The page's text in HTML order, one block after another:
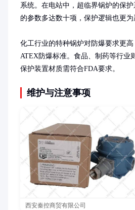
系统。在电站中，超临界锅炉的保
的参数多达数十项，保护逻辑也更为
化工行业的特种锅炉对防爆要求更
ATEX防爆标准。食品、制药等行业
保护装置材质需符合FDA要求。
维护与注意事项
西安秦控商贸有限公司